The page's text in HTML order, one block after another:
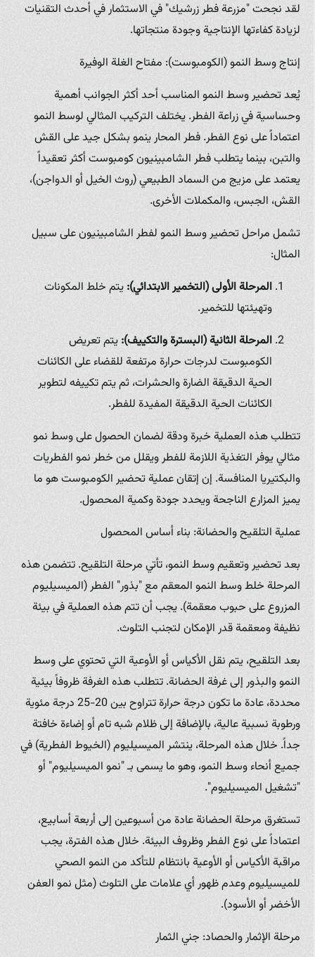
لقد نجحت "مزرعة فطر زرشيك" في الاستثمار في أحدث التقنيات
لزيادة كفاءتها الإنتاجية وجودة منتجاتها.
إنتاج وسط النمو (الكومبوست): مفتاح الغلة الوفيرة
يُعد تحضير وسط النمو المناسب أحد أكثر الجوانب أهمية
وحساسية في زراعة الفطر. يختلف التركيب المثالي لوسط النمو
اعتماداً على نوع الفطر. فطر المحار ينمو بشكل جيد على القش
والتبن، بينما يتطلب فطر الشامبينيون كومبوست أكثر تعقيداً
يعتمد على مزيج من السماد الطبيعي (روث الخيل أو الدواجن)،
القش، الجبس، والمكملات الأخرى.
تشمل مراحل تحضير وسط النمو لفطر الشامبينيون على سبيل
المثال:
المرحلة الأولى (التخمير الابتدائي):يتم خلط المكونات
وتهيئتها للتخمير.
المرحلة الثانية (البسترة والتكييف):يتم تعريض
الكومبوست لدرجات حرارة مرتفعة للقضاء على الكائنات
الحية الدقيقة الضارة والحشرات، ثم يتم تكييفه لتطوير
الكائنات الحية الدقيقة المفيدة للفطر.
تتطلب هذه العملية خبرة ودقة لضمان الحصول على وسط نمو
مثالي يوفر التغذية اللازمة للفطر ويقلل من خطر نمو الفطريات
والبكتيريا المنافسة. إن إتقان عملية تحضير الكومبوست هو ما
يميز المزارع الناجحة ويحدد جودة وكمية المحصول.
عملية التلقيح والحضانة: بناء أساس المحصول
بعد تحضير وتعقيم وسط النمو، تأتي مرحلة التلقيح. تتضمن هذه
المرحلة خلط وسط النمو المعقم مع "بذور" الفطر (الميسيليوم
المزروع على حبوب معقمة). يجب أن تتم هذه العملية في بيئة
نظيفة ومعقمة قدر الإمكان لتجنب التلوث.
بعد التلقيح، يتم نقل الأكياس أو الأوعية التي تحتوي على وسط
النمو والبذور إلى غرفة الحضانة. تتطلب هذه الغرفة ظروفاً بيئية
محددة، عادة ما تكون درجة حرارة تتراوح بين 20-25 درجة مئوية
ورطوبة نسبية عالية، بالإضافة إلى ظلام شبه تام أو إضاءة خافتة
جداً. خلال هذه المرحلة، ينتشر الميسيليوم (الخيوط الفطرية) في
جميع أنحاء وسط النمو، وهو ما يسمى بـ "نمو الميسيليوم" أو
"تشغيل الميسيليوم".
تستغرق مرحلة الحضانة عادة من أسبوعين إلى أربعة أسابيع،
اعتماداً على نوع الفطر وظروف البيئة. خلال هذه الفترة، يجب
مراقبة الأكياس أو الأوعية بانتظام للتأكد من النمو الصحي
للميسيليوم وعدم ظهور أي علامات على التلوث (مثل نمو العفن
الأخضر أو الأسود).
مرحلة الإثمار والحصاد: جني الثمار